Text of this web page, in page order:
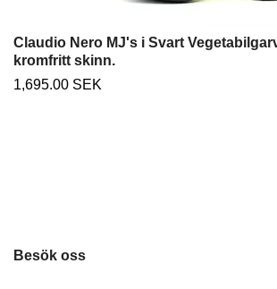
Claudio Nero MJ's i Svart
kromfritt skinn.
1,695.00 SEK
Besök oss